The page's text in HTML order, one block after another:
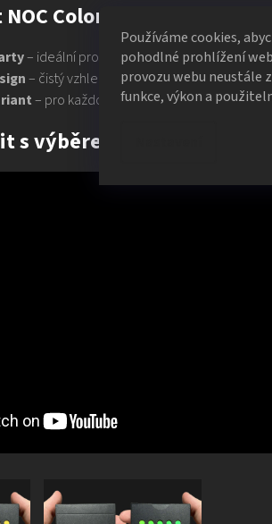
Používáme cookies,
pohodlné prohlížení
provozu webu neustále
funkce, výkon a
Colorgrades?
– ideální pro kouzla
– čistý vzhled bez rušivých prvků
– pro každou náladu i styl
s výběrem karet 👇